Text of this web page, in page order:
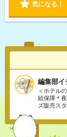
気になる！
編集部イ
＜ホテル
給保障＊
ズ販売ス